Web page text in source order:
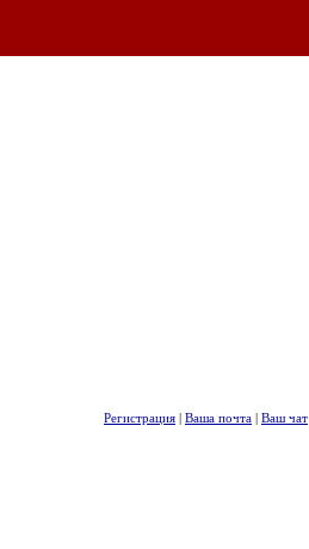
Регистрация | Ваша почта | Ваш чат